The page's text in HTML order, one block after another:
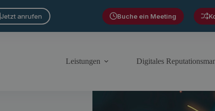
Jetzt anrufen Buche ein Meeting
Leistungen Digitales